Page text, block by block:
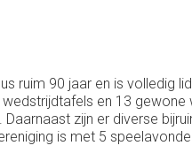
ruim 90 jaar en is volledig
en 13
zijn er diverse
is met 5